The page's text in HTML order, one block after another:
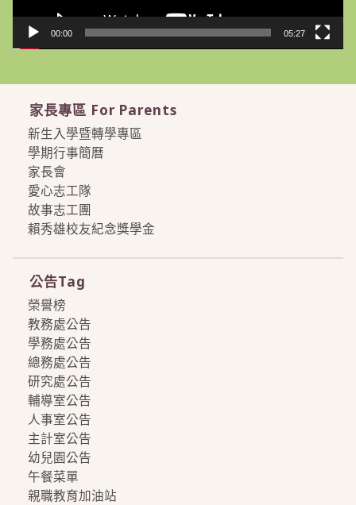
00:00 05:27
家長專區 For Parents
新生入學暨轉學專區
學期行事簡曆
家長會
愛心志工隊
故事志工團
賴秀雄校友紀念獎學金
公告Tag
榮譽榜
教務處公告
學務處公告
總務處公告
研究處公告
輔導室公告
人事室公告
主計室公告
幼兒園公告
午餐菜單
親職教育加油站